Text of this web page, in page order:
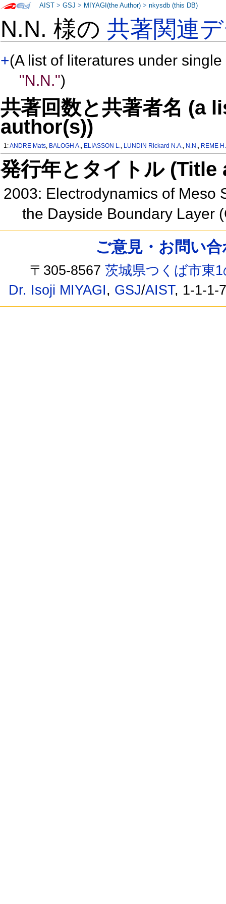
N.N. 様の共著関連
+(A list of literatures under
"N.N.")
共著回数と共著者名 (a
author(s))
1:ANDRE Mats, BALOGH A., ELIASSON L., LUNDIN Rickard N.A., N.N., REME H.
発行年とタイトル
2003: Electrodynamics of Meso
the Dayside Boundary Layer
AIST >GSJ > MIYAGI(the Author) >nkysdb (this DB)
ご意見・お問い
〒305-8567茨城県つくば市東
Dr. Isoji MIYAGI, GSJ/AIST, 1-1-1-